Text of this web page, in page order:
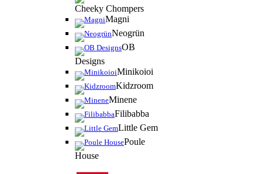
Cheeky Chompers
Magni
Neogrün
OB
Designs
Minikoioi
Kidzroom
Minene
Filibabba
Little Gem
Poule
House